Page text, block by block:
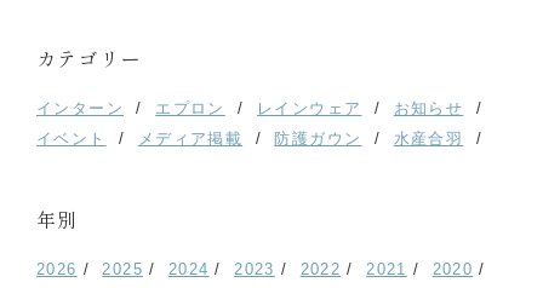
カテゴリー
インターン エプロン レインウェア
お知らせ
イベント
メディア掲載 防護ガウン 水産合羽
年別
2026 2025 2024 2023 2022 2021
2020